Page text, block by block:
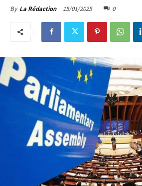
By La Rédaction 15/01/2025 0